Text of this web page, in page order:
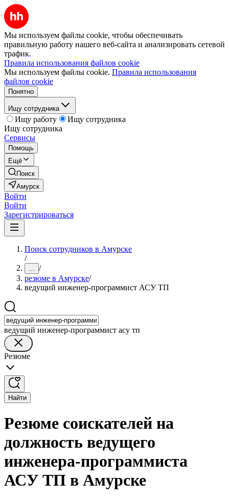
Мы используем файлы cookie, чтобы обеспечивать
правильную работу нашего веб-сайта и анализировать сетевой
трафик.
Правила использования файлов cookie
Мы используем файлы cookie. Правила использования
файлов cookie
Понятно
Ищу сотрудника
Ищу работу
Ищу сотрудника
Ищу сотрудника
Сервисы
Помощь
Ещё
Поиск
Амурск
Войти
Войти
Зарегистрироваться
Поиск сотрудников в Амурске
/
... /
резюме в Амурске/
ведущий инженер-программист АСУ ТП
ведущий инженер-программист асу тп
Резюме
Найти
Резюме соискателей на
должность ведущего
инженера-программиста
АСУ ТП в Амурске